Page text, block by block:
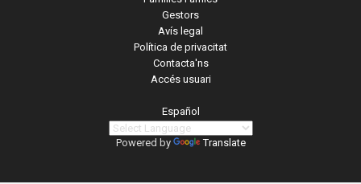
Gestors
Avís legal
Política de privacitat
Contacta'ns
Accés usuari
Español
Powered by Translate